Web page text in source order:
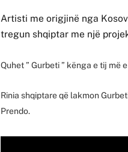
Artisti me origjinë nga
tregun shqiptar me një
Quhet ” Gurbeti ” kënga e tij më
Rinia shqiptare që lakmon
Prendo.